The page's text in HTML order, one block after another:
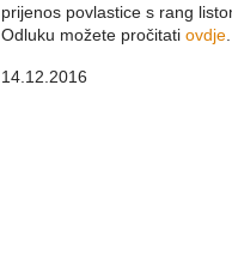
prijenos povlastice s rang
Odluku možete pročitati ovdje
14.12.2016